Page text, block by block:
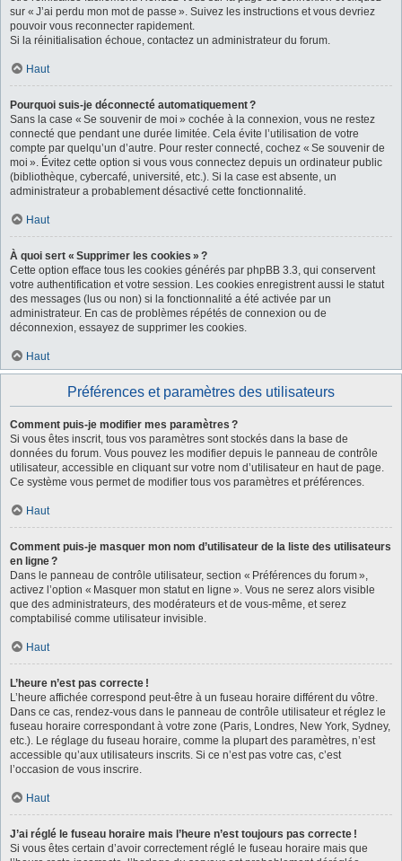
sur « J’ai perdu mon mot de passe ». Suivez les instructions et vous devriez
pouvoir vous reconnecter rapidement.
Si la réinitialisation échoue, contactez un administrateur du forum.
Haut
Pourquoi suis-je déconnecté automatiquement ?
Sans la case « Se souvenir de moi » cochée à la connexion, vous ne restez
connecté que pendant une durée limitée. Cela évite l’utilisation de votre
compte par quelqu’un d’autre. Pour rester connecté, cochez « Se souvenir de
moi ». Évitez cette option si vous vous connectez depuis un ordinateur public
(bibliothèque, cybercafé, université, etc.). Si la case est absente, un
administrateur a probablement désactivé cette fonctionnalité.
Haut
À quoi sert « Supprimer les cookies » ?
Cette option efface tous les cookies générés par phpBB 3.3, qui conservent
votre authentification et votre session. Les cookies enregistrent aussi le statut
des messages (lus ou non) si la fonctionnalité a été activée par un
administrateur. En cas de problèmes répétés de connexion ou de
déconnexion, essayez de supprimer les cookies.
Haut
Préférences et paramètres des utilisateurs
Comment puis-je modifier mes paramètres ?
Si vous êtes inscrit, tous vos paramètres sont stockés dans la base de
données du forum. Vous pouvez les modifier depuis le panneau de contrôle
utilisateur, accessible en cliquant sur votre nom d’utilisateur en haut de page.
Ce système vous permet de modifier tous vos paramètres et préférences.
Haut
Comment puis-je masquer mon nom d’utilisateur de la liste des utilisateurs
en ligne ?
Dans le panneau de contrôle utilisateur, section « Préférences du forum »,
activez l’option « Masquer mon statut en ligne ». Vous ne serez alors visible
que des administrateurs, des modérateurs et de vous-même, et serez
comptabilisé comme utilisateur invisible.
Haut
L’heure n’est pas correcte !
L’heure affichée correspond peut-être à un fuseau horaire différent du vôtre.
Dans ce cas, rendez-vous dans le panneau de contrôle utilisateur et réglez le
fuseau horaire correspondant à votre zone (Paris, Londres, New York, Sydney,
etc.). Le réglage du fuseau horaire, comme la plupart des paramètres, n’est
accessible qu’aux utilisateurs inscrits. Si ce n’est pas votre cas, c’est
l’occasion de vous inscrire.
Haut
J’ai réglé le fuseau horaire mais l’heure n’est toujours pas correcte !
Si vous êtes certain d’avoir correctement réglé le fuseau horaire mais que